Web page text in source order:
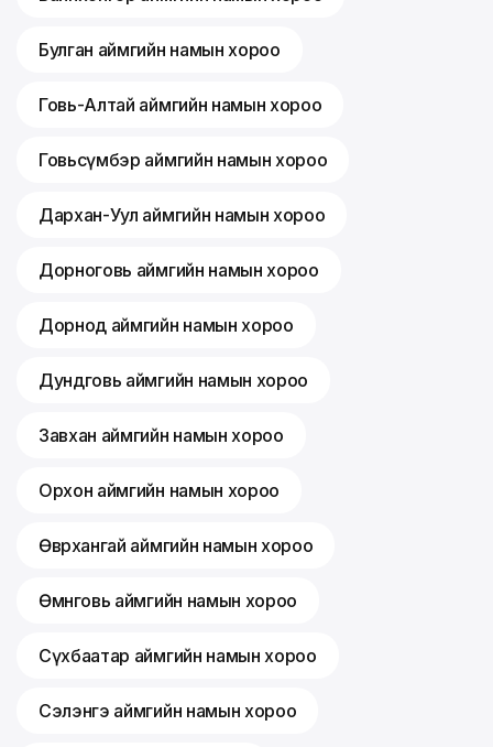
Булган аймгийн намын хороо
Говь-Алтай аймгийн намын хороо
Говьсүмбэр аймгийн намын хороо
Дархан-Уул аймгийн намын хороо
Дорноговь аймгийн намын хороо
Дорнод аймгийн намын хороо
Дундговь аймгийн намын хороо
Завхан аймгийн намын хороо
Орхон аймгийн намын хороо
Өвөрхангай аймгийн намын хороо
Өмнөговь аймгийн намын хороо
Сүхбаатар аймгийн намын хороо
Сэлэнгэ аймгийн намын хороо